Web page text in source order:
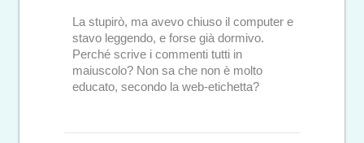
La stupirò, ma avevo chiuso il computer e
stavo leggendo, e forse già dormivo.
Perché scrive i commenti tutti in
maiuscolo? Non sa che non è molto
educato, secondo la web-etichetta?